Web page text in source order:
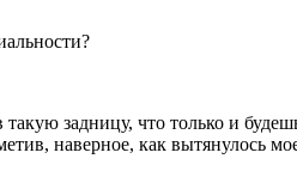
задницу, что только и
наверное, как вытянулось